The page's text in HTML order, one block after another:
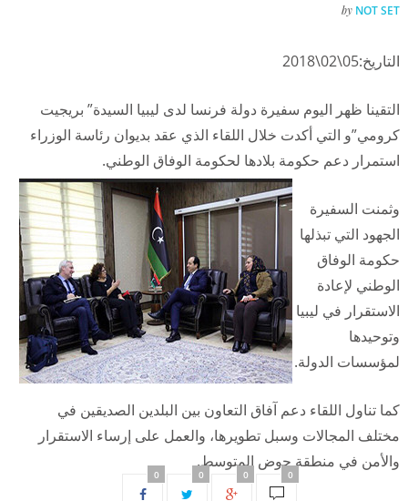
by NOT SET
التاريخ:05\02\2018
التقينا ظهر اليوم سفيرة دولة فرنسا لدى ليبيا السيدة” بريجيت
كرومي”و التي أكدت خلال اللقاء الذي عقد بديوان رئاسة الوزراء
استمرار دعم حكومة بلادها لحكومة الوفاق الوطني.
وثمنت السفيرة
الجهود التي تبذلها
حكومة الوفاق
الوطني لإعادة
الاستقرار في ليبيا
وتوحيدها
لمؤسسات الدولة.
كما تناول اللقاء دعم آفاق التعاون بين البلدين الصديقين في
مختلف المجالات وسبل تطويرها، والعمل على إرساء الاستقرار
والأمن في منطقة حوض المتوسط.
0 0 0 0